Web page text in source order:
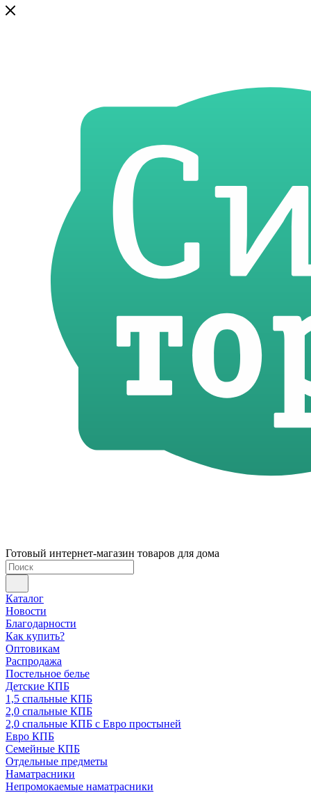
Готовый интернет-магазин товаров для дома
Каталог
Новости
Благодарности
Как купить?
Оптовикам
Распродажа
Постельное белье
Детские КПБ
1,5 спальные КПБ
2,0 спальные КПБ
2,0 спальные КПБ с Евро простыней
Евро КПБ
Семейные КПБ
Отдельные предметы
Наматрасники
Непромокаемые наматрасники